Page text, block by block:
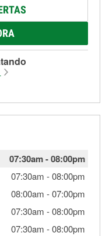
07:30am-08:00pm
07:30am -08:00pm
08:00am -07:00pm
07:30am -08:00pm
07:30am -08:00pm